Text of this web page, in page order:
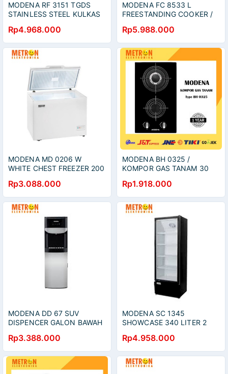
MODENA RF 3151 TGDS
STAINLESS STEEL KULKAS
RF3151TGDS
Rp4.968.000
MODENA FC 8533 L
FREESTANDING COOKER /
Rp5.988.000
MODENA MD 0206 W
WHITE CHEST FREEZER 200
MD0206W
Rp3.088.000
MODENA BH 0325 /
KOMPOR GAS TANAM 30
Rp1.918.000
MODENA DD 67 SUV
DISPENCER GALON BAWAH
DISPENSER / DD67SUV
Rp3.388.000
MODENA SC 1345
SHOWCASE 340 LITER 2
SC1345
Rp4.958.000